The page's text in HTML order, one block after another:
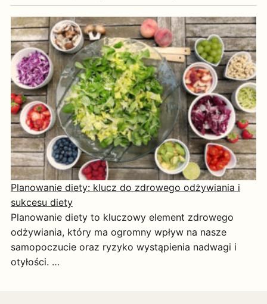
Planowanie diety: klucz do zdrowego odżywiania i
sukcesu diety
Planowanie diety to kluczowy element zdrowego
odżywiania, który ma ogromny wpływ na nasze
samopoczucie oraz ryzyko wystąpienia nadwagi i
otyłości. …